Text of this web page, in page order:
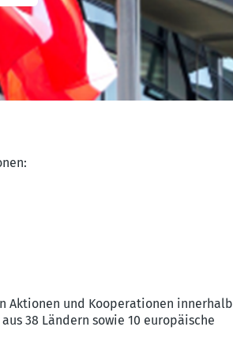
Aktionen und Kooperationen
38 Ländern sowie 10 europäische